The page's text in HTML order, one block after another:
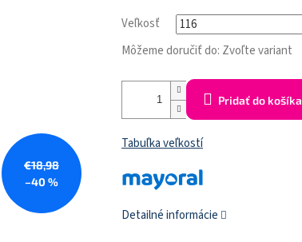
€18,98
–40 %
Veľkosť
Môžeme doručiť do: Zvoľte variant
Pridať do košíka
Tabuľka veľkostí
Detailné informácie